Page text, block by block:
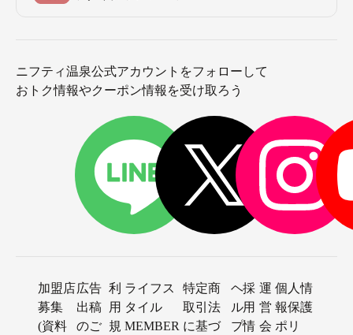
ニフティ温泉公式アカウントをフォローして
おトク情報やクーポン情報を受け取ろう
加盟店
募集
(資料
広告
出稿
のご
利
用
規
ライフス
タイル
MEMBER
特定商
取引法
に基づ
ヘ
ル
プ
採
用
情
運
営
会
個人情
報保護
ポリ